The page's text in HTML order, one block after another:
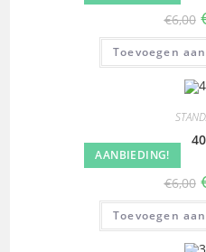
€6,00
Toevoegen
AANBIEDING!
€6,00
Toevoegen